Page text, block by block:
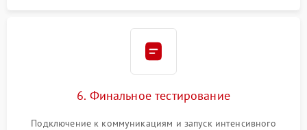
6. Финальное тестирование
Подключение к коммуникациям и запуск интенсивного